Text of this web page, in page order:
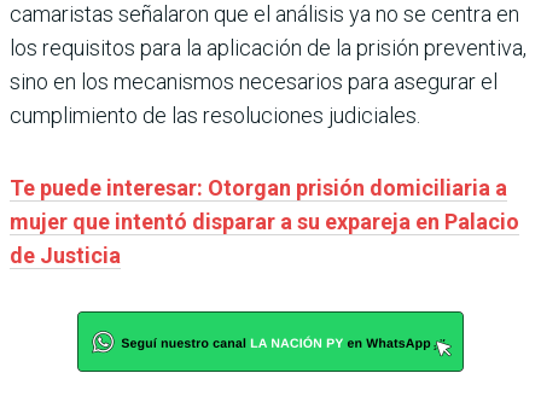
camaristas señalaron que el análisis ya no se centra en
los requisitos para la aplicación de la prisión preventiva,
sino en los mecanismos necesarios para asegurar el
cumplimiento de las resoluciones judiciales.
Te puede interesar: Otorgan prisión domiciliaria a
mujer que intentó disparar a su expareja en Palacio
de Justicia